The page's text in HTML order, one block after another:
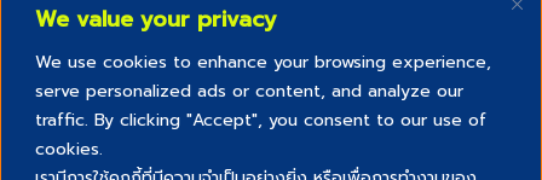
We value your privacy
We use cookies to enhance your browsing experience,
serve personalized ads or content, and analyze our
traffic. By clicking "Accept", you consent to our use of
cookies.